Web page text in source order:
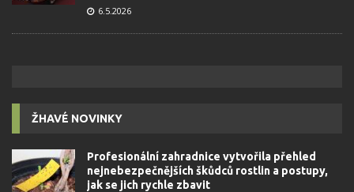
6.5.2026
ŽHAVÉ NOVINKY
Profesionální zahradnice vytvořila přehled
nejnebezpečnějších škůdců rostlin a postupy,
jak se jich rychle zbavit